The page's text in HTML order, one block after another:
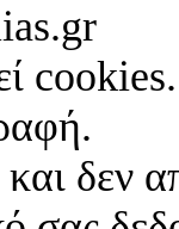
cookies.
δεν